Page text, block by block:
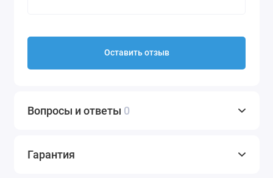
Оставить отзыв
Вопросы и ответы 0
Гарантия